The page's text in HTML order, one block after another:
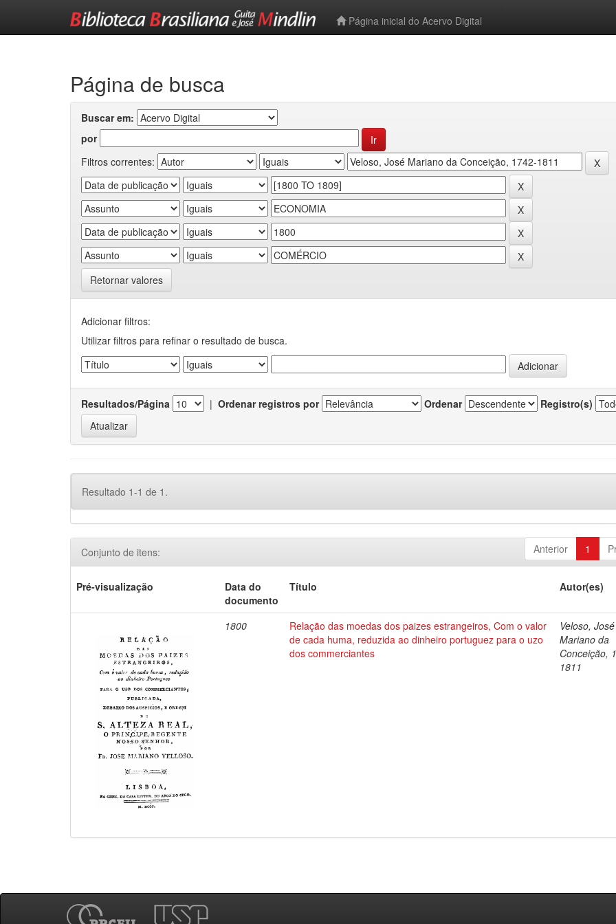
Página inicial do Acervo Digital
Página de busca
Buscar em:
por
Filtros correntes:
Retornar valores
Adicionar filtros:
Utilizar filtros para refinar o resultado de busca.
Resultados/Página | Ordenar registros por Ordenar Registro(s)
Resultado 1-1 de 1.
Anterior 1
Conjunto de itens:
Pré-visualização
Data do
documento
Título Autor(es)
1800
Relação das moedas dos paizes estrangeiros, Com o valor
de cada huma, reduzida ao dinheiro portuguez para o uzo
dos commerciantes
Veloso, José
Mariano da
Conceição,
1811